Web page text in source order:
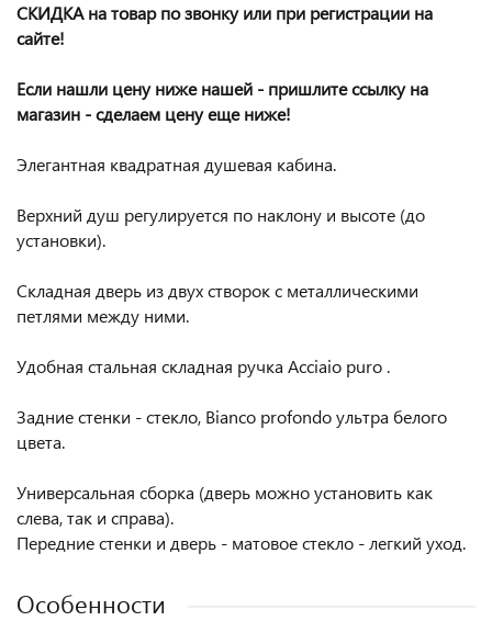
СКИДКА на товар по звонку или при регистрации на
сайте!
Если нашли цену ниже нашей - пришлите ссылку на
магазин - сделаем цену еще ниже!
Элегантная квадратная душевая кабина.
Верхний душ регулируется по наклону и высоте (до
установки).
Складная дверь из двух створок с металлическими
петлями между ними.
Удобная стальная складная ручка Acciaio puro .
Задние стенки - стекло, Bianco profondo ультра белого
цвета.
Универсальная сборка (дверь можно установить как
слева, так и справа).
Передние стенки и дверь - матовое стекло - легкий уход.
Особенности